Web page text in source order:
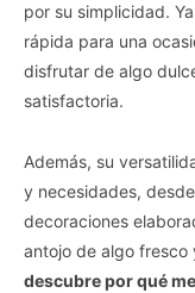
por su simplicidad.
rápida para una
disfrutar de algo
satisfactoria.
Además, su
y necesidades,
decoraciones
antojo de algo fresco
descubre por qué